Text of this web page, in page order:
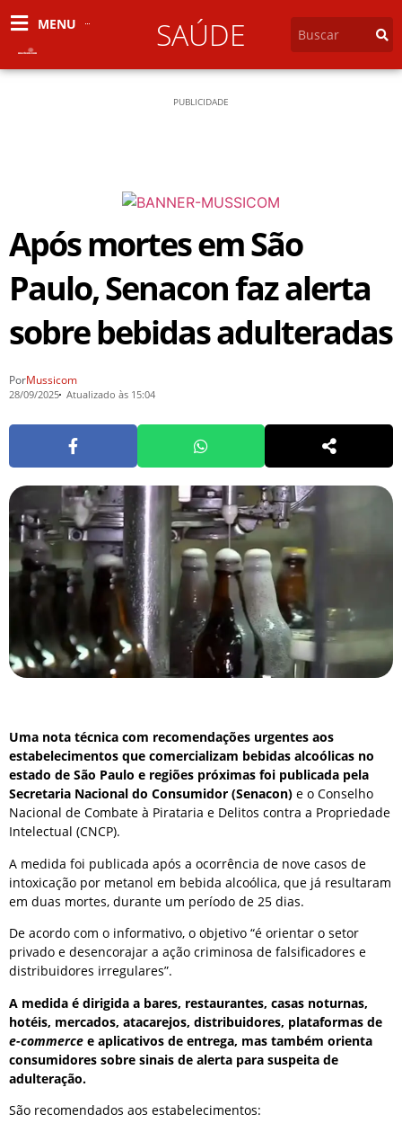
MENU SAÚDE
PUBLICIDADE
Após mortes em São
Paulo, Senacon faz alerta
sobre bebidas adulteradas
PorMussicom
28/09/2025 Atualizado às 15:04
Uma nota técnica com recomendações urgentes aos
estabelecimentos que comercializam bebidas alcoólicas no
estado de São Paulo e regiões próximas foi publicada pela
Secretaria Nacional do Consumidor (Senacon) e o Conselho
Nacional de Combate à Pirataria e Delitos contra a Propriedade
Intelectual (CNCP).
A medida foi publicada após a ocorrência de nove casos de
intoxicação por metanol em bebida alcoólica, que já resultaram
em duas mortes, durante um período de 25 dias.
De acordo com o informativo, o objetivo “é orientar o setor
privado e desencorajar a ação criminosa de falsificadores e
distribuidores irregulares”.
A medida é dirigida a bares, restaurantes, casas noturnas,
hotéis, mercados, atacarejos, distribuidores, plataformas de
e-commerce e aplicativos de entrega, mas também orienta
consumidores sobre sinais de alerta para suspeita de
adulteração.
São recomendados aos estabelecimentos: